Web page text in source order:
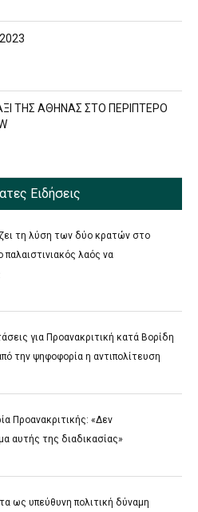
ΤΗΣ ΑΘΗΝΑΣ ΣΤΟ ΠΕΡΙΠΤΕΡΟ
Ειδήσεις
τη λύση των δύο κρατών στο
παλαιστινιακός λαός να
για Προανακριτική κατά Βορίδη
την ψηφοφορία η αντιπολίτευση
Προανακριτικής: «Δεν
αυτής της διαδικασίας»
ως υπεύθυνη πολιτική δύναμη